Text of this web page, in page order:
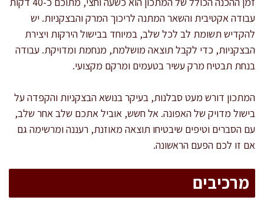
עבודה אקטיבית והשאר המתנה לריכוך המרק והבצקניות. יש
להקדיש תשומת לב לכל שלב, במיוחד בבישול הירקות ויצירת
הבצקניות, כדי לקבל תוצאה מושלמת, מנחמת ומדויקת. עבודה
בנחת תבטיח מרק עשיר בטעמים ומרקם מקצועי.
המתכון דורש מעט סבלנות, בעיקר בנושא הבצקניות והקפדה על
בישול מדויק של האפונה. אל חשש, אוביל אתכם שלב אחר שלב,
עם הסברים וטיפים שיבטיחו תוצאה מאוזנת, רעננה ומרשימה גם
אם זו לכם הפעם הראשונה.
מרכיבים